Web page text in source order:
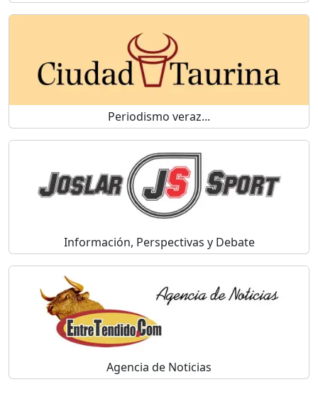
Periodismo veraz...
Información, Perspectivas y Debate
Agencia de Noticias